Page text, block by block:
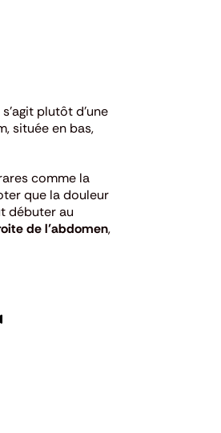
plutôt d’une
située en bas,
comme la
que la douleur
débuter au
de l’abdomen,